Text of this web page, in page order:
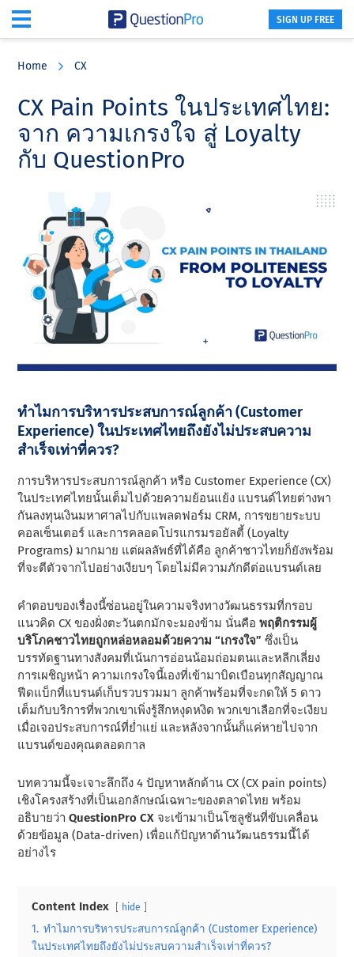
content
sidebar
SIGN UP FREE
Home CX
CX Pain Points ในประเทศไทย:
จาก ความเกรงใจ สู่ Loyalty
กับ QuestionPro
ทำไมการบริหารประสบการณ์ลูกค้า (Customer
Experience) ในประเทศไทยถึงยังไม่ประสบความ
สำเร็จเท่าที่ควร?
การบริหารประสบการณ์ลูกค้า หรือ Customer Experience (CX)
ในประเทศไทยนั้นเต็มไปด้วยความย้อนแย้ง แบรนด์ไทยต่างพา
กันลงทุนเงินมหาศาลไปกับแพลตฟอร์ม CRM, การขยายระบบ
คอลเซ็นเตอร์ และการคลอดโปรแกรมรอยัลตี้ (Loyalty
Programs) มากมาย แต่ผลลัพธ์ที่ได้คือ ลูกค้าชาวไทยก็ยังพร้อม
ที่จะตีตัวจากไปอย่างเงียบๆ โดยไม่มีความภักดีต่อแบรนด์เลย
คำตอบของเรื่องนี้ซ่อนอยู่ในความจริงทางวัฒนธรรมที่กรอบ
แนวคิด CX ของฝั่งตะวันตกมักจะมองข้าม นั่นคือพฤติกรรมผู้
บริโภคชาวไทยถูกหล่อหลอมด้วยความ “เกรงใจ” ซึ่งเป็น
บรรทัดฐานทางสังคมที่เน้นการอ่อนน้อมถ่อมตนและหลีกเลี่ยง
การเผชิญหน้า ความเกรงใจนี้เองที่เข้ามาบิดเบือนทุกสัญญาณ
ฟีดแบ็กที่แบรนด์เก็บรวบรวมมา ลูกค้าพร้อมที่จะกดให้ 5 ดาว
เต็มกับบริการที่พวกเขาเพิ่งรู้สึกหงุดหงิด พวกเขาเลือกที่จะเงียบ
เมื่อเจอประสบการณ์ที่ย่ำแย่ และหลังจากนั้นก็แค่หายไปจาก
แบรนด์ของคุณตลอดกาล
บทความนี้จะเจาะลึกถึง 4 ปัญหาหลักด้าน CX (CX pain points)
เชิงโครงสร้างที่เป็นเอกลักษณ์เฉพาะของตลาดไทย พร้อม
อธิบายว่าQuestionPro CX จะเข้ามาเป็นโซลูชันที่ขับเคลื่อน
ด้วยข้อมูล (Data-driven) เพื่อแก้ปัญหาด้านวัฒนธรรมนี้ได้
อย่างไร
Content Index hide
1. ทำไมการบริหารประสบการณ์ลูกค้า (Customer Experience)
ในประเทศไทยถึงยังไม่ประสบความสำเร็จเท่าที่ควร?